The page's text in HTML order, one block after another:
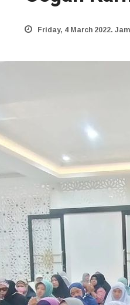
Friday, 4 March 2022.